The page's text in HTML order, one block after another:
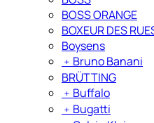
BOSS ORANGE
BOXEUR DES
Boysens
﹢ Bruno Banani
BRÜTTING
﹢ Buffalo
﹢ Bugatti